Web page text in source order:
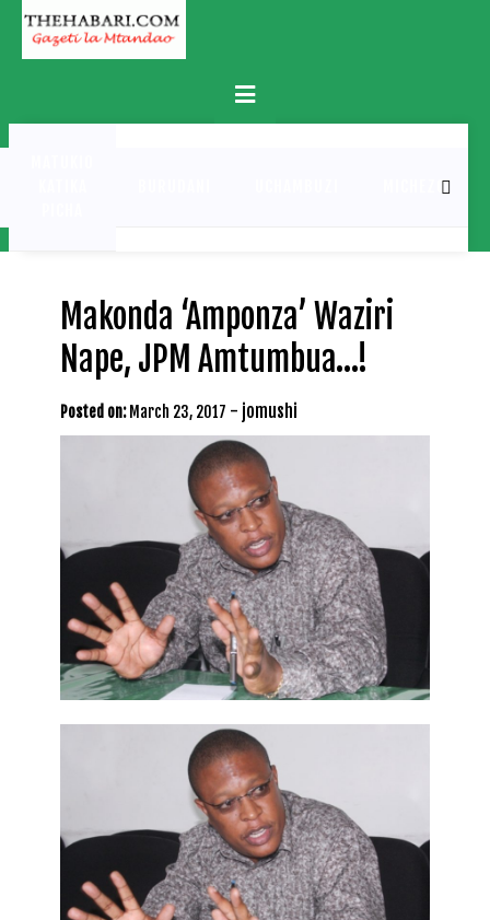
Skip
content
Primary
Menu
MICHEZO
Makonda ‘Amponza’ Waziri
Nape, JPM Amtumbua…!
Posted on: March 23, 2017 - jomushi